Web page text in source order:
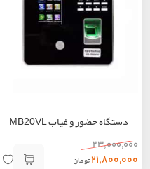
دستگاه حضور و غیاب MB20VL
۲۳,۰۰۰,۰۰۰
۲۱,۸۰۰,۰۰۰ تومان